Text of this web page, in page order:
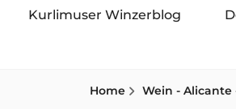
Kurlimuser Winzerblog
Home Wein - Alicante